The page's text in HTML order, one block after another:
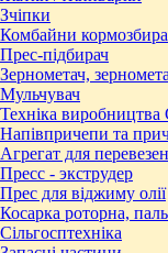
Зчіпки
Комбайни
Прес-підбирач
Зернометач,
Мульчувач
Техніка виробництва
Напівпричепи та
Агрегат для
Пресc - экструдер
Прес для віджиму олії
Косарка роторна,
Сільгосптехніка